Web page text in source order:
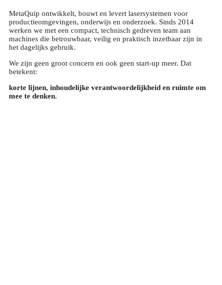
MetaQuip ontwikkelt, bouwt en levert lasersystemen voor
productieomgevingen, onderwijs en onderzoek. Sinds 2014
werken we met een compact, technisch gedreven team aan
machines die betrouwbaar, veilig en praktisch inzetbaar zijn in
het dagelijks gebruik.
We zijn geen groot concern en ook geen start-up meer. Dat
betekent:
korte lijnen, inhoudelijke verantwoordelijkheid en ruimte om
mee te denken.